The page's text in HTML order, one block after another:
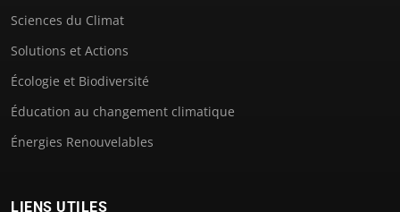
Sciences du Climat
Solutions et Actions
Écologie et Biodiversité
Éducation au changement climatique
Énergies Renouvelables
LIENS UTILES